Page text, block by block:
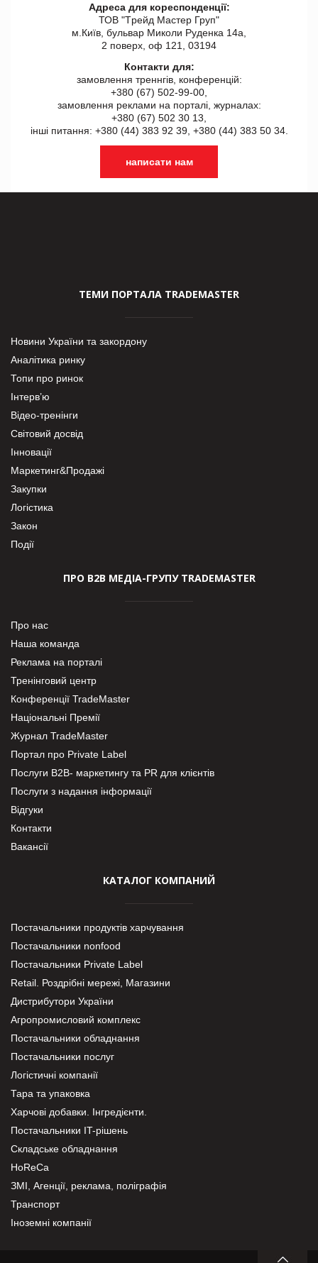
Адреса для кореспонденції:
ТОВ "Tрейд Мастер Груп"
м.Київ, бульвар Миколи Руденка 14а,
2 поверх, оф 121, 03194
Контакти для:
замовлення треннгів, конференцій:
+380 (67) 502-99-00,
замовлення реклами на порталі, журналах:
+380 (67) 502 30 13,
інші питання: +380 (44) 383 92 39, +380 (44) 383 50 34.
написати нам
ТЕМИ ПОРТАЛА TRADEMASTER
Новини України та закордону
Аналітика ринку
Топи про ринок
Інтерв’ю
Відео-тренінги
Світовий досвід
Інновації
Маркетинг&Продажі
Закупки
Логістика
Закон
Події
ПРО В2В МЕДІА-ГРУПУ TRADEMASTER
Про нас
Наша команда
Реклама на порталі
Тренінговий центр
Конференції TradeMaster
Національні Премії
Журнал TradeMaster
Портал про Private Label
Послуги В2В- маркетингу та PR для клієнтів
Послуги з надання інформації
Відгуки
Контакти
Вакансії
КАТАЛОГ КОМПАНИЙ
Постачальники продуктів харчування
Постачальники nonfood
Постачальники Private Label
Retail. Роздрібні мережі, Магазини
Дистрибутори України
Агропромисловий комплекс
Постачальники обладнання
Постачальники послуг
Логістичні компанії
Тара та упаковка
Харчові добавки. Інгредієнти.
Постачальники IT-рішень
Складське обладнання
HoReCa
ЗМІ, Агенції, реклама, поліграфія
Транспорт
Іноземні компанії